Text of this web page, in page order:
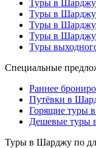
Туры в Шарджу
Туры в Шарджу
Туры в Шарджу
Туры в Шарджу
Туры
Специальные
Раннее
Путёвки в
Горящие туры
Дешевые туры
Туры в Шарджу по